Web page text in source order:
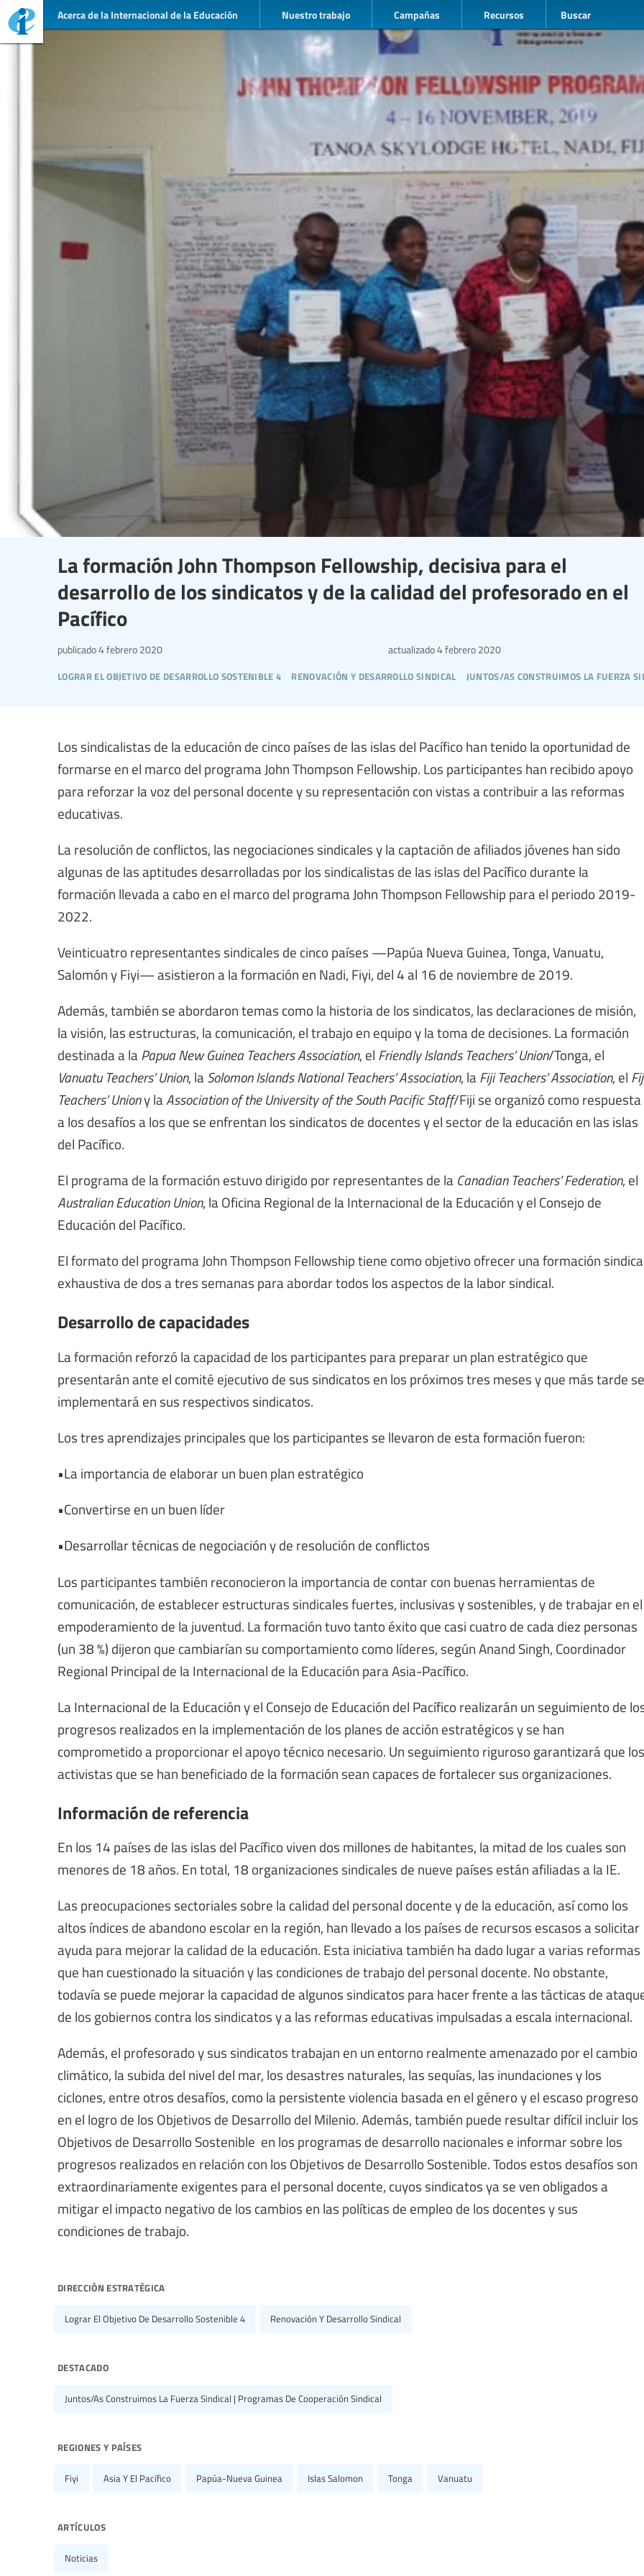
Acerca de la Internacional de la Educación Nuestro trabajo Campañas Recursos Buscar
La formación John Thompson Fellowship, decisiva para el
desarrollo de los sindicatos y de la calidad del profesorado en el
Pacífico
lograr el objetivo de desarrollo sostenible 4 renovación y desarrollo sindical juntos/as construimos la fuerza
publicado4 febrero 2020 actualizado4 febrero 2020
Los sindicalistas de la educación de cinco países de las islas del Pacífico han tenido la oportunidad de
formarse en el marco del programa John Thompson Fellowship. Los participantes han recibido apoyo
para reforzar la voz del personal docente y su representación con vistas a contribuir a las reformas
educativas.
La resolución de conflictos, las negociaciones sindicales y la captación de afiliados jóvenes han sido
algunas de las aptitudes desarrolladas por los sindicalistas de las islas del Pacífico durante la
formación llevada a cabo en el marco del programa John Thompson Fellowship para el periodo 2019-
2022.
Veinticuatro representantes sindicales de cinco países —Papúa Nueva Guinea, Tonga, Vanuatu,
Salomón y Fiyi— asistieron a la formación en Nadi, Fiyi, del 4 al 16 de noviembre de 2019.
Además, también se abordaron temas como la historia de los sindicatos, las declaraciones de misión,
la visión, las estructuras, la comunicación, el trabajo en equipo y la toma de decisiones. La formación
destinada a la Papua New Guinea Teachers Association, el Friendly Islands Teachers’ Union/Tonga, el
Vanuatu Teachers’ Union, la Solomon Islands National Teachers’ Association, la Fiji Teachers’ Association, el
Teachers’ Uniony la Association of the University of the South Pacific Staff/Fiji se organizó como respuesta
a los desafíos a los que se enfrentan los sindicatos de docentes y el sector de la educación en las islas
del Pacífico.
El programa de la formación estuvo dirigido por representantes de la Canadian Teachers’ Federation, el
Australian Education Union, la Oficina Regional de la Internacional de la Educación y el Consejo de
Educación del Pacífico.
El formato del programa John Thompson Fellowship tiene como objetivo ofrecer una formación
exhaustiva de dos a tres semanas para abordar todos los aspectos de la labor sindical.
Desarrollo de capacidades
La formación reforzó la capacidad de los participantes para preparar un plan estratégico que
presentarán ante el comité ejecutivo de sus sindicatos en los próximos tres meses y que más tarde se
implementará en sus respectivos sindicatos.
Los tres aprendizajes principales que los participantes se llevaron de esta formación fueron:
•La importancia de elaborar un buen plan estratégico
•Convertirse en un buen líder
•Desarrollar técnicas de negociación y de resolución de conflictos
Los participantes también reconocieron la importancia de contar con buenas herramientas de
comunicación, de establecer estructuras sindicales fuertes, inclusivas y sostenibles, y de trabajar en el
empoderamiento de la juventud. La formación tuvo tanto éxito que casi cuatro de cada diez personas
(un 38 %) dijeron que cambiarían su comportamiento como líderes, según Anand Singh, Coordinador
Regional Principal de la Internacional de la Educación para Asia-Pacífico.
La Internacional de la Educación y el Consejo de Educación del Pacífico realizarán un seguimiento de
progresos realizados en la implementación de los planes de acción estratégicos y se han
comprometido a proporcionar el apoyo técnico necesario. Un seguimiento riguroso garantizará que los
activistas que se han beneficiado de la formación sean capaces de fortalecer sus organizaciones.
Información de referencia
En los 14 países de las islas del Pacífico viven dos millones de habitantes, la mitad de los cuales son
menores de 18 años. En total, 18 organizaciones sindicales de nueve países están afiliadas a la IE.
Las preocupaciones sectoriales sobre la calidad del personal docente y de la educación, así como los
altos índices de abandono escolar en la región, han llevado a los países de recursos escasos a solicitar
ayuda para mejorar la calidad de la educación. Esta iniciativa también ha dado lugar a varias reformas
que han cuestionado la situación y las condiciones de trabajo del personal docente. No obstante,
todavía se puede mejorar la capacidad de algunos sindicatos para hacer frente a las tácticas de
de los gobiernos contra los sindicatos y a las reformas educativas impulsadas a escala internacional.
Además, el profesorado y sus sindicatos trabajan en un entorno realmente amenazado por el cambio
climático, la subida del nivel del mar, los desastres naturales, las sequías, las inundaciones y los
ciclones, entre otros desafíos, como la persistente violencia basada en el género y el escaso progreso
en el logro de los Objetivos de Desarrollo del Milenio. Además, también puede resultar difícil incluir los
Objetivos de Desarrollo Sostenible en los programas de desarrollo nacionales e informar sobre los
progresos realizados en relación con los Objetivos de Desarrollo Sostenible. Todos estos desafíos son
extraordinariamente exigentes para el personal docente, cuyos sindicatos ya se ven obligados a
mitigar el impacto negativo de los cambios en las políticas de empleo de los docentes y sus
condiciones de trabajo.
dirección estratégica
Lograr El Objetivo De Desarrollo Sostenible 4 Renovación Y Desarrollo Sindical
destacado
Juntos/as Construimos La Fuerza Sindical | Programas De Cooperación Sindical
regiones y países
Fiyi Asia Y El Pacífico Papúa-Nueva Guinea Islas Salomon Tonga Vanuatu
artículos
Noticias